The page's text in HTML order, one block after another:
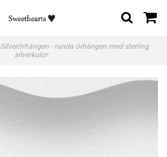
Silverörhängen - runda örhängen med sterling
silverkulor